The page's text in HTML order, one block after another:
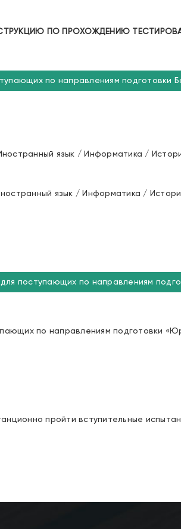
ПО ПРОХОЖДЕНИЮ
по направлениям подготовки
язык / Информатика /
язык / Информатика /
поступающих по направлениям
по направлениям подготовки
пройти вступительные